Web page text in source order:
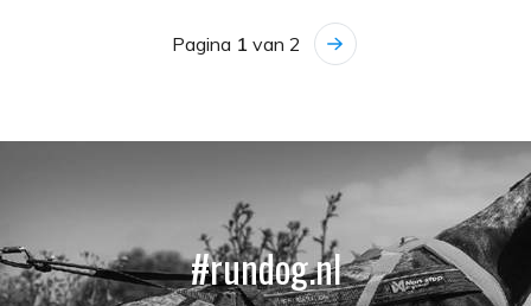
Pagina 1 van 2
#rundog.nl